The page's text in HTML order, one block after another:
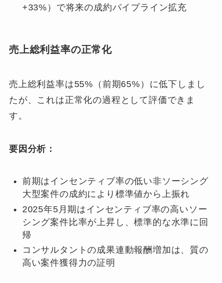
+33%）で将来の成約パイプライン拡充
売上総利益率の正常化
売上総利益率は55%（前期65%）に低下しまし
たが、これは正常化の過程として評価できま
す。
要因分析：
前期はインセンティブ率の低い非ソーシング
大型案件の成約により標準値から上振れ
2025年5月期はインセンティブ率の高いソー
シング案件比率が上昇し、標準的な水準に回
帰
コンサルタントの成果連動報酬増加は、質の
高い案件獲得力の証明